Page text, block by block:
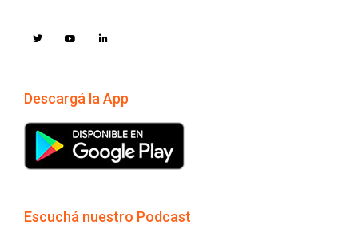
Descargá la App
Escuchá nuestro Podcast